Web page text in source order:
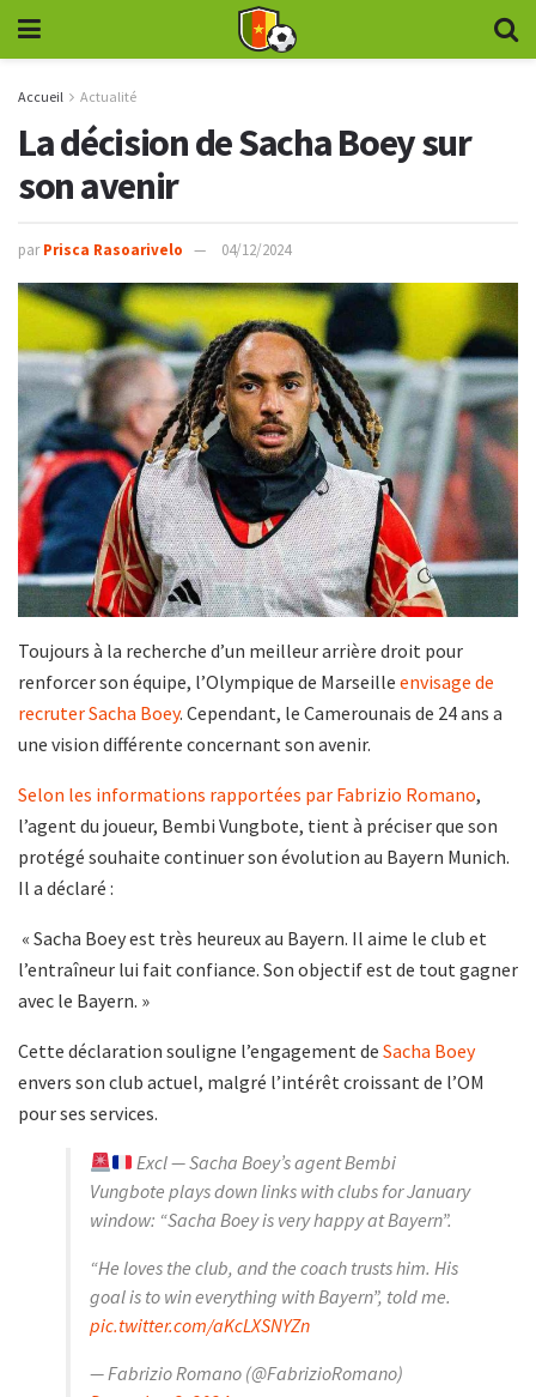
Accueil Actualité
La décision de Sacha Boey sur
son avenir
par Prisca Rasoarivelo 04/12/2024
Toujours à la recherche d’un meilleur arrière droit pour
renforcer son équipe, l’Olympique de Marseille envisage de
recruter Sacha Boey. Cependant, le Camerounais de 24 ans a
une vision différente concernant son avenir.
Selon les informations rapportées par Fabrizio Romano,
l’agent du joueur, Bembi Vungbote, tient à préciser que son
protégé souhaite continuer son évolution au Bayern Munich.
Il a déclaré :
« Sacha Boey est très heureux au Bayern. Il aime le club et
l’entraîneur lui fait confiance. Son objectif est de tout gagner
avec le Bayern. »
Cette déclaration souligne l’engagement de Sacha Boey
envers son club actuel, malgré l’intérêt croissant de l’OM
pour ses services.
Excl — Sacha Boey’s agent Bembi
Vungbote plays down links with clubs for January
window: “Sacha Boey is very happy at Bayern”.
“He loves the club, and the coach trusts him. His
goal is to win everything with Bayern”, told me.
pic.twitter.com/aKcLXSNYZn
— Fabrizio Romano (@FabrizioRomano)